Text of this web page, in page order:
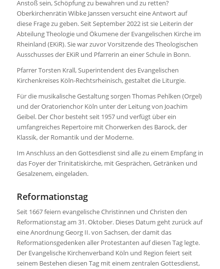
Anstoß sein, Schöpfung zu bewahren und zu retten?
Oberkirchenrätin Wibke Janssen versucht eine Antwort auf
diese Frage zu geben. Seit September 2022 ist sie Leiterin der
Abteilung Theologie und Ökumene der Evangelischen Kirche im
Rheinland (EKiR). Sie war zuvor Vorsitzende des Theologischen
Ausschusses der EKiR und Pfarrerin an einer Schule in Bonn.
Pfarrer Torsten Krall, Superintendent des Evangelischen
Kirchenkreises Köln-Rechtsrheinisch, gestaltet die Liturgie.
Für die musikalische Gestaltung sorgen Thomas Pehlken (Orgel)
und der Oratorienchor Köln unter der Leitung von Joachim
Geibel. Der Chor besteht seit 1957 und verfügt über ein
umfangreiches Repertoire mit Chorwerken des Barock, der
Klassik, der Romantik und der Moderne.
Im Anschluss an den Gottesdienst sind alle zu einem Empfang in
das Foyer der Trinitatiskirche, mit Gesprächen, Getränken und
Gesalzenem, eingeladen.
Reformationstag
Seit 1667 feiern evangelische Christinnen und Christen den
Reformationstag am 31. Oktober. Dieses Datum geht zurück auf
eine Anordnung Georg II. von Sachsen, der damit das
Reformationsgedenken aller Protestanten auf diesen Tag legte.
Der Evangelische Kirchenverband Köln und Region feiert seit
seinem Bestehen diesen Tag mit einem zentralen Gottesdienst,